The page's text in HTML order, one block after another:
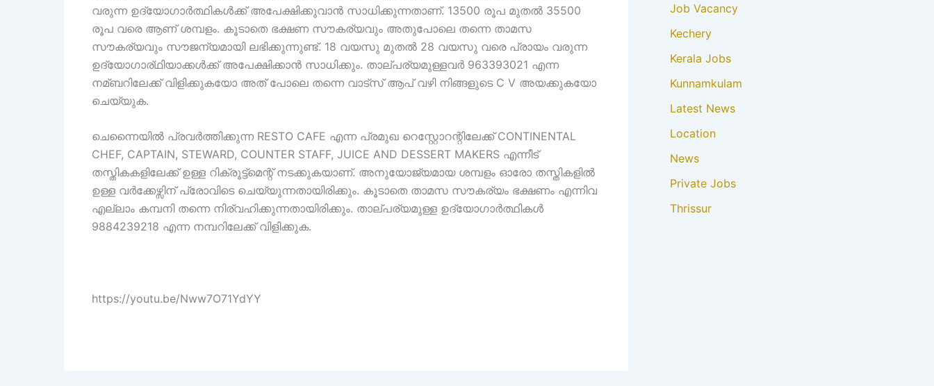
വരുന്ന ഉദ്യോഗാർത്ഥികൾക്ക് അപേക്ഷിക്കുവാൻ സാധിക്കുന്നതാണ്. 13500 രൂപ മുതൽ 35500
രൂപ വരെ ആണ് ശമ്പളം. കൂടാതെ ഭക്ഷണ സൗകര്യവും അതുപോലെ തന്നെ താമസ
സൗകര്യവും സൗജന്യമായി ലഭിക്കുന്നുണ്ട്. 18 വയസു മുതൽ 28 വയസു വരെ പ്രായം വരുന്ന
ഉദ്യോഗാര്ഥിയാക്കൾക്ക് അപേക്ഷിക്കാൻ സാധിക്കും. താല്പര്യമുള്ളവർ 963393021 എന്ന
നമ്ബറിലേക്ക് വിളിക്കുകയോ അത് പോലെ തന്നെ വാട്സ് ആപ് വഴി നിങ്ങളുടെ C V അയക്കുകയോ
ചെയ്യുക.
ചെന്നൈയിൽ പ്രവർത്തിക്കുന്ന RESTO CAFE എന്ന പ്രമുഖ റെസ്റ്റോറന്റിലേക്ക് CONTINENTAL
CHEF, CAPTAIN, STEWARD, COUNTER STAFF, JUICE AND DESSERT MAKERS എന്നീട്
തസ്തികകളിലേക്ക് ഉള്ള റിക്രൂട്ട്മെന്റ് നടക്കുകയാണ്. അനുയോജ്യമായ ശമ്പളം ഓരോ തസ്തികളിൽ
ഉള്ള വർക്കേഴ്സിന് പ്രോവിടെ ചെയ്യുന്നതായിരിക്കും. കൂടാതെ താമസ സൗകര്യം ഭക്ഷണം എന്നിവ
എല്ലാം കമ്പനി തന്നെ നിര്വഹിക്കുന്നതായിരിക്കും. താല്പര്യമുള്ള ഉദ്യോഗാർത്ഥികൾ
9884239218 എന്ന നമ്പറിലേക്ക് വിളിക്കുക.
https://youtu.be/Nww7O71YdYY
Job Vacancy
Kechery
Kerala Jobs
Kunnamkulam
Latest News
Location
News
Private Jobs
Thrissur